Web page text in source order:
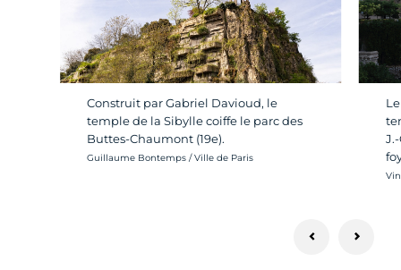
Construit par Gabriel Davioud, le
temple de la Sibylle coiffe le parc des
Buttes-Chaumont (19e).
Crédit photo :
Guillaume Bontemps / Ville de Paris